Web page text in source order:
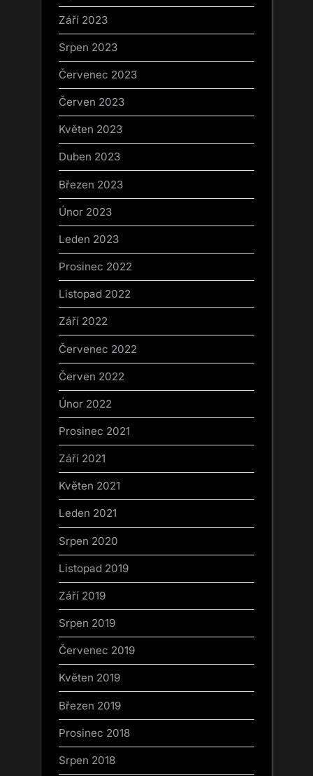
Září 2023
Srpen 2023
Červenec 2023
Červen 2023
Květen 2023
Duben 2023
Březen 2023
Únor 2023
Leden 2023
Prosinec 2022
Listopad 2022
Září 2022
Červenec 2022
Červen 2022
Únor 2022
Prosinec 2021
Září 2021
Květen 2021
Leden 2021
Srpen 2020
Listopad 2019
Září 2019
Srpen 2019
Červenec 2019
Květen 2019
Březen 2019
Prosinec 2018
Srpen 2018